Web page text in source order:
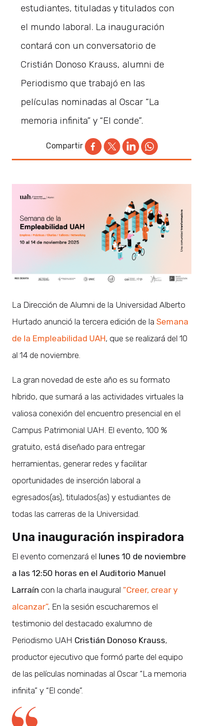
estudiantes, tituladas y titulados con
el mundo laboral. La inauguración
contará con un conversatorio de
Cristián Donoso Krauss, alumni de
Periodismo que trabajó en las
películas nominadas al Oscar “La
memoria infinita” y “El conde”.
Compartir
La Dirección de Alumni de la Universidad Alberto
Hurtado anunció la tercera edición de la Semana
de la Empleabilidad UAH, que se realizará del 10
al 14 de noviembre.
La gran novedad de este año es su formato
híbrido, que sumará a las actividades virtuales la
valiosa conexión del encuentro presencial en el
Campus Patrimonial UAH. El evento, 100 %
gratuito, está diseñado para entregar
herramientas, generar redes y facilitar
oportunidades de inserción laboral a
egresados(as), titulados(as) y estudiantes de
todas las carreras de la Universidad.
Una inauguración inspiradora
El evento comenzará el lunes 10 de noviembre
a las 12:50 horas en el Auditorio Manuel
Larraín con la charla inaugural “Creer, crear y
alcanzar”. En la sesión escucharemos el
testimonio del destacado exalumno de
Periodismo UAH Cristián Donoso Krauss,
productor ejecutivo que formó parte del equipo
de las películas nominadas al Oscar “La memoria
infinita” y “El conde”.